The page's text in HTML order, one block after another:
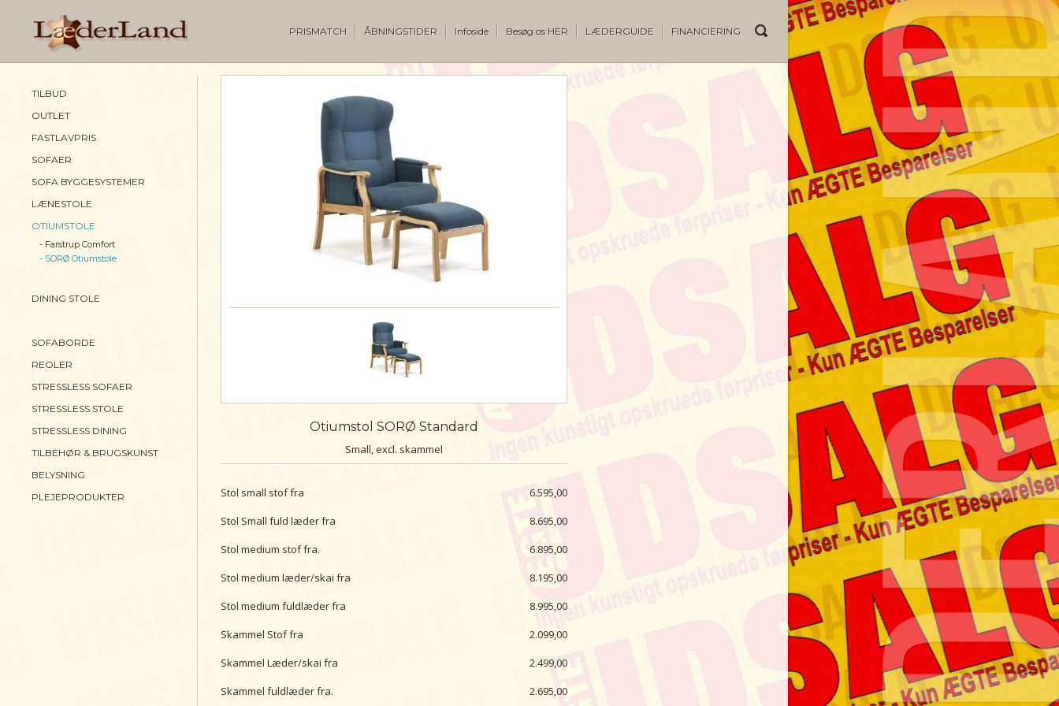
PRISMATCH ÅBNINGSTIDER Infoside Besøg os HER LÆDERGUIDE FINANCIERING
TILBUD
OUTLET
FASTLAVPRIS
SOFAER
SOFA BYGGESYSTEMER
LÆNESTOLE
OTIUMSTOLE
- Farstrup Comfort
- SORØ Otiumstole
DINING STOLE
SOFABORDE
REOLER
STRESSLESS SOFAER
STRESSLESS STOLE
STRESSLESS DINING
TILBEHØR & BRUGSKUNST
BELYSNING
PLEJEPRODUKTER
Otiumstol SORØ Standard
Small, excl. skammel
Stol small stof fra
6.595,00
Stol Small fuld læder fra
8.695,00
Stol medium stof fra.
6.895,00
Stol medium læder/skai fra
8.195,00
Stol medium fuldlæder fra
8.995,00
Skammel Stof fra
2.099,00
Skammel Læder/skai fra
2.499,00
Skammel fuldlæder fra.
2.695,00